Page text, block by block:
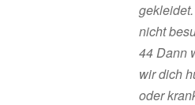
nicht
44 Dann
wir dich
oder